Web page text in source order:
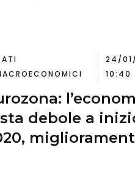
24/
10:40
debole a